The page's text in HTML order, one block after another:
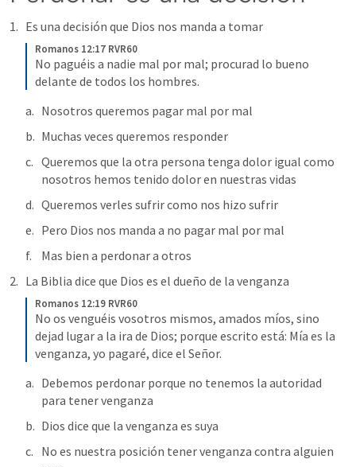
Es una decisión que Dios nos manda a tomar
Romanos 12:17 RVR60
No paguéis a nadie mal por mal; procurad lo bueno
delante de todos los hombres.
Nosotros queremos pagar mal por mal
Muchas veces queremos responder
Queremos que la otra persona tenga dolor igual como
nosotros hemos tenido dolor en nuestras vidas
Queremos verles sufrir como nos hizo sufrir
Pero Dios nos manda a no pagar mal por mal
Mas bien a perdonar a otros
La Biblia dice que Dios es el dueño de la venganza
Romanos 12:19 RVR60
No os venguéis vosotros mismos, amados míos, sino
dejad lugar a la ira de Dios; porque escrito está: Mía es la
venganza, yo pagaré, dice el Señor.
Debemos perdonar porque no tenemos la autoridad
para tener venganza
Dios dice que la venganza es suya
No es nuestra posición tener venganza contra alguien